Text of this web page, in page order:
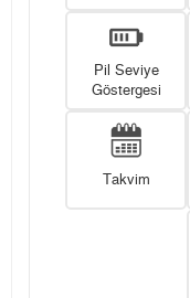
Pil Seviye
Göstergesi
Takvim